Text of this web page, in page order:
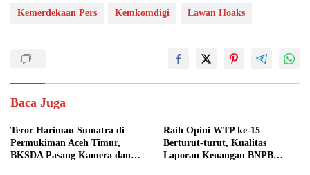
Kemerdekaan Pers Kemkomdigi Lawan Hoaks
Baca Juga
Teror Harimau Sumatra di
Permukiman Aceh Timur,
BKSDA Pasang Kamera dan
Raih Opini WTP ke-15
Berturut-turut, Kualitas
Laporan Keuangan BNPB